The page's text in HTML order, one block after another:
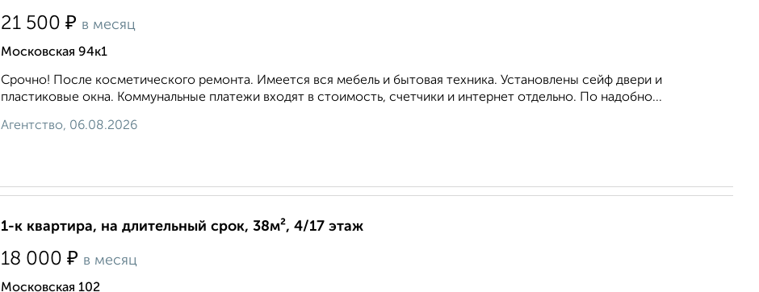
21 500 ₽ в месяц
Московская 94к1
Срочно! После косметического ремонта. Имеется вся мебель и бытовая техника. Установлены сейф двери и
пластиковые окна. Коммунальные платежи входят в стоимость, счетчики и интернет отдельно. По надобно...
Агентство, 06.08.2026
1-к квартира, на длительный срок, 38м², 4/17 этаж
18 000 ₽ в месяц
Московская 102